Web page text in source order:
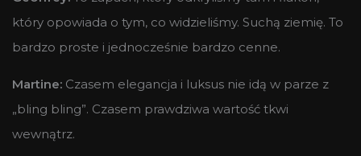
który opowiada o tym, co widzieliśmy. Suchą ziemię. To
bardzo proste i jednocześnie bardzo cenne.
Martine: Czasem elegancja i luksus nie idą w parze z
„bling bling”. Czasem prawdziwa wartość tkwi
wewnątrz.